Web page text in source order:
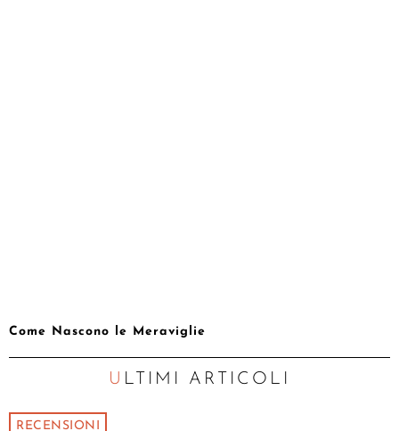
Come Nascono le Meraviglie
ULTIMI ARTICOLI
RECENSIONI